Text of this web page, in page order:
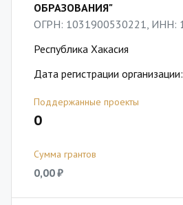
ОБРАЗОВАНИЯ"
ОГРН: 1031900530221, ИНН:
Республика Хакасия
Дата регистрации
Поддержанные проекты
0
Сумма грантов
0,00 ₽